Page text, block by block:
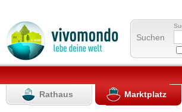
Suchen
Rathaus Marktplatz